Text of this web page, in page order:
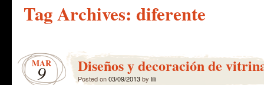
Tag Archives: diferente
MAR
9 Diseños y decoración de
Posted on03/09/2013by lili